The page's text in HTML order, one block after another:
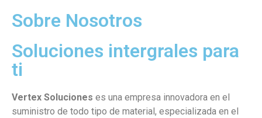
Sobre Nosotros
Soluciones intergrales para
ti
Vertex Soluciones es una empresa innovadora en el
suministro de todo tipo de material, especializada en el